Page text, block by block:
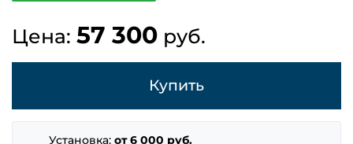
Цена: 57 300 руб.
Купить
Установка:от 6 000 руб.